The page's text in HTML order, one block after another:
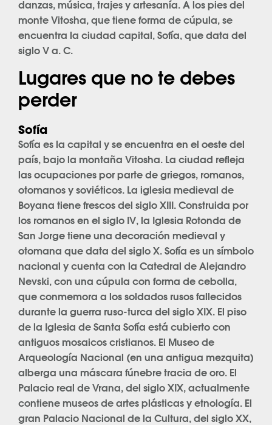
danzas, música, trajes y artesanía. A los pies del
monte Vitosha, que tiene forma de cúpula, se
encuentra la ciudad capital, Sofía, que data del
siglo V a. C.
Lugares que no te debes
perder
Sofía
Sofía es la capital y se encuentra en el oeste del
país, bajo la montaña Vitosha. La ciudad refleja
las ocupaciones por parte de griegos, romanos,
otomanos y soviéticos. La iglesia medieval de
Boyana tiene frescos del siglo XIII. Construida por
los romanos en el siglo IV, la Iglesia Rotonda de
San Jorge tiene una decoración medieval y
otomana que data del siglo X. Sofía es un símbolo
nacional y cuenta con la Catedral de Alejandro
Nevski, con una cúpula con forma de cebolla,
que conmemora a los soldados rusos fallecidos
durante la guerra ruso-turca del siglo XIX. El piso
de la Iglesia de Santa Sofía está cubierto con
antiguos mosaicos cristianos. El Museo de
Arqueología Nacional (en una antigua mezquita)
alberga una máscara fúnebre tracia de oro. El
Palacio real de Vrana, del siglo XIX, actualmente
contiene museos de artes plásticas y etnología. El
gran Palacio Nacional de la Cultura, del siglo XX,